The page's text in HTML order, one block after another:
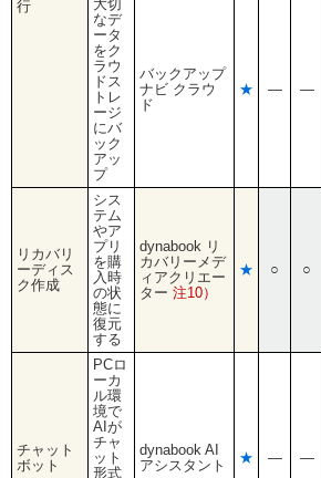
行
大切
なデ
ータ
をク
ラウ
ドス
トレ
ージ
にバ
ック
アッ
プ
バックアップ
ナビ クラウ
ド
★ ― ―
リカバリ
ーディス
ク作成
シス
テム
やア
プリ
を購
入時
の状
態に
復元
する
dynabook リ
カバリーメデ
ィアクリエー
ター 注10）
★ ○ ○
チャット
ボット
PCロ
ーカ
ル環
境で
AIが
チャ
ット
形式
dynabook AI
アシスタント
★ ― ―